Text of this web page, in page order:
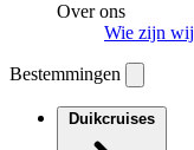
Over ons
Wie zijn wij
Bestemmingen
Duikcruises